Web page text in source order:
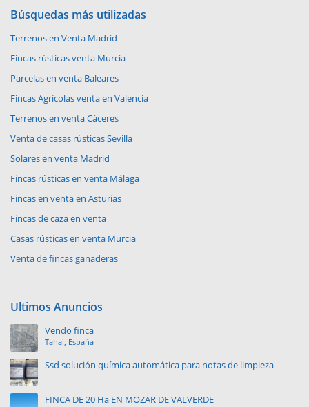
Búsquedas más utilizadas
Terrenos en Venta Madrid
Fincas rústicas venta Murcia
Parcelas en venta Baleares
Fincas Agrícolas venta en Valencia
Terrenos en venta Cáceres
Venta de casas rústicas Sevilla
Solares en venta Madrid
Fincas rústicas en venta Málaga
Fincas en venta en Asturias
Fincas de caza en venta
Casas rústicas en venta Murcia
Venta de fincas ganaderas
Ultimos Anuncios
Vendo finca
Tahal, España
Ssd solución química automática para notas de limpieza
FINCA DE 20 Ha EN MOZAR DE VALVERDE